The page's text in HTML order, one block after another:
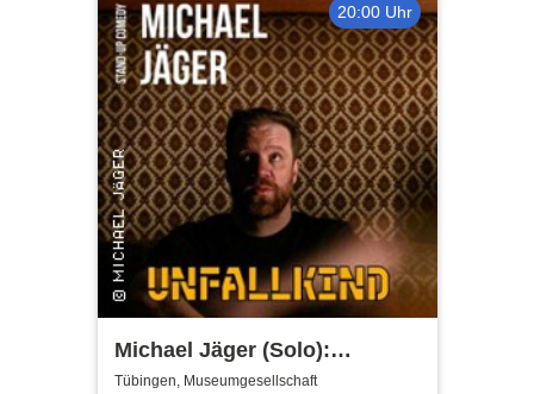
20:00 Uhr
Michael Jäger (Solo):
Unfallkind - die neue Stand-
Tübingen, Museumgesellschaft